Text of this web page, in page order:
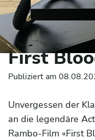
YAMAHA XT 250
First
Publiziert am
Unvergessen der
an die legendäre
Rambo-Film «First